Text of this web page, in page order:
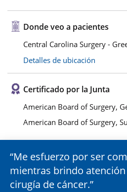
Donde veo a pacientes
Central Carolina Surgery -
Detalles de ubicación
Certificado por la Junta
American Board of Surgery,
American Board of Surgery,
Me esfuerzo por ser
mientras brindo atención
cirugía de cáncer.